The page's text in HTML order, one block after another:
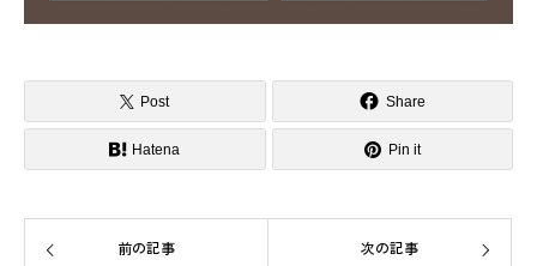
Post Share
Hatena Pin it
前の記事 次の記事